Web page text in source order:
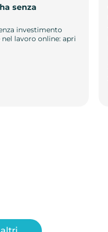
senza
investimento
lavoro online: apri